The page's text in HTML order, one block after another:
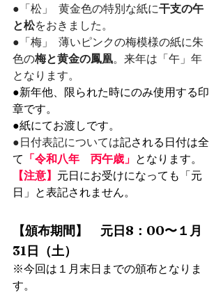
⁠●「松」⁠  黄金色の特別な紙に干支の午
と松をおきました。⁠
●「梅」  薄いピンクの梅模様の紙に朱
色の梅と黄金の鳳凰。来年は「午」年
となります。
●新年他、限られた時にのみ使用する印
章です。⁠
●紙にてお渡しです。
●日付表記については記される日付は全
て 「令和八年　丙午歳」 となります。
【注意】 元日にお受けになっても「元
日」と表記されません。
【頒布期間】　元日8：00〜１月
31日（土）
※今回は１月末日までの頒布となりま
す。